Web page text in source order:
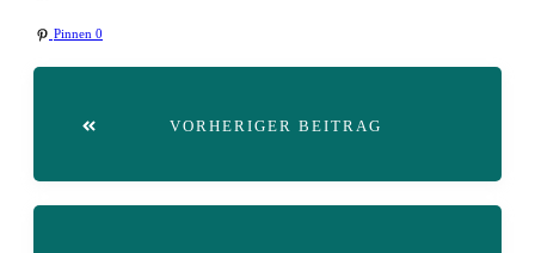
Pinnen 0
VORHERIGER BEITRAG